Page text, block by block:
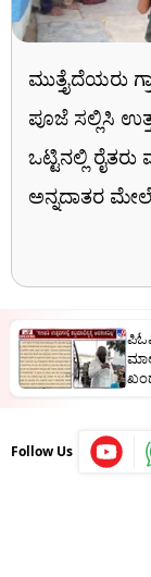
ಮುತ್ತೈದೆಯರು
ಪೂಜೆ ಸಲ್ಲಿಸಿ
ಒಟ್ಟಿನಲ್ಲಿ
ಅನ್ನದಾತರ
Follow Us